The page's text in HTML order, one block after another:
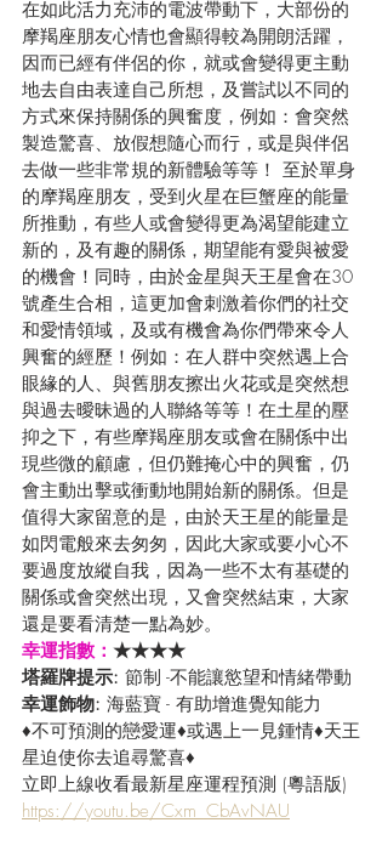
在如此活力充沛的電波帶動下，大部份的
摩羯座朋友心情也會顯得較為開朗活躍，
因而已經有伴侶的你，就或會變得更主動
地去自由表達自己所想，及嘗試以不同的
方式來保持關係的興奮度，例如：會突然
製造驚喜、放假想隨心而行，或是與伴侶
去做一些非常規的新體驗等等！ 至於單身
的摩羯座朋友，受到火星在巨蟹座的能量
所推動，有些人或會變得更為渴望能建立
新的，及有趣的關係，期望能有愛與被愛
的機會！同時，由於金星與天王星會在30
號產生合相，這更加會刺激着你們的社交
和愛情領域，及或有機會為你們帶來令人
興奮的經歷！例如：在人群中突然遇上合
眼緣的人、與舊朋友擦出火花或是突然想
與過去曖昧過的人聯絡等等！在土星的壓
抑之下，有些摩羯座朋友或會在關係中出
現些微的顧慮，但仍難掩心中的興奮，仍
會主動出擊或衝動地開始新的關係。但是
值得大家留意的是，由於天王星的能量是
如閃電般來去匆匆，因此大家或要小心不
要過度放縱自我，因為一些不太有基礎的
關係或會突然出現，又會突然結束，大家
還是要看清楚一點為妙。
幸運指數： ★★★★
塔羅牌提示: 節制 -不能讓慾望和情緒帶動
幸運飾物: 海藍寶 - 有助增進覺知能力
♦不可預測的戀愛運♦或遇上一見鍾情♦天王
星迫使你去追尋驚喜♦
立即上線收看最新星座運程預測 (粵語版)
https://youtu.be/Cxm_CbAvNAU